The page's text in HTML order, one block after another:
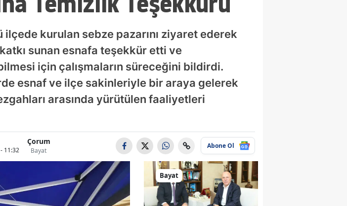
Ankara
Antalya
Artvin
Aydın
Balıkesir
Bingöl
Burdur
ilçede kurulan sebze pazarını ziyaret ederek
sunan esnafa teşekkür etti ve
için çalışmaların süreceğini bildirdi.
esnaf ve ilçe sakinleriyle bir araya gelerek
arasında yürütülen faaliyetleri
11:32
Çorum
Bayat
Abone Ol
Bayat